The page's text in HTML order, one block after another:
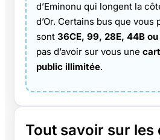
d’Eminonu qui longent la
d’Or. Certains bus que vous
sont 36CE, 99, 28E, 44B
pas d’avoir sur vous une
public illimitée.
Tout savoir sur les